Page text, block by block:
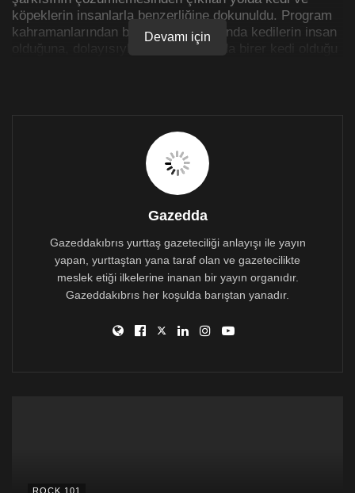
köpeklerin insanlarla benzerliğine dokunuldu. Program
kahramanlarından biri, sohbet sırasında kedilerin insan
olduğuna, dolayısıyla da insanların da birer kedi olduğu
Devamı için
Gazedda
Gazeddakıbrıs yurttaş gazeteciliği anlayışı ile yayın
yapan, yurttaştan yana taraf olan ve gazetecilikte
meslek etiği ilkelerine inanan bir yayın organıdır.
Gazeddakıbrıs her koşulda barıştan yanadır.
ROCK 101